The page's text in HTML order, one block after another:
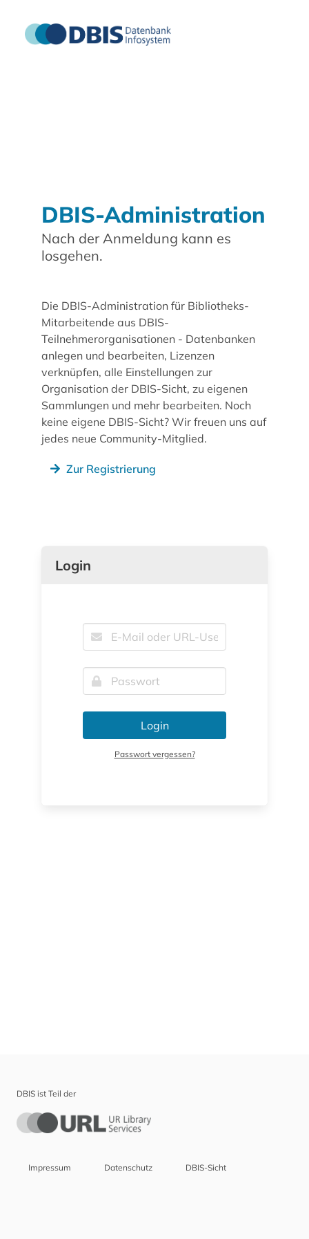
DBIS-Administration
Nach der Anmeldung kann es
losgehen.
Die DBIS-Administration für Bibliotheks-
Mitarbeitende aus DBIS-
Teilnehmerorganisationen - Datenbanken
anlegen und bearbeiten, Lizenzen
verknüpfen, alle Einstellungen zur
Organisation der DBIS-Sicht, zu eigenen
Sammlungen und mehr bearbeiten. Noch
keine eigene DBIS-Sicht? Wir freuen uns auf
jedes neue Community-Mitglied.
Zur Registrierung
Login
Login
Passwort vergessen?
DBIS ist Teil der
Impressum Datenschutz DBIS-Sicht